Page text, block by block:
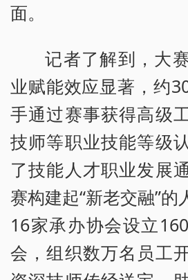
面。
记者了解到，大
业赋能效应显著，约
手通过赛事获得高级
技师等职业技能等级
了技能人才职业发展
赛构建起“新老交融”的
16家承办协会设立
会，组织数万名员工